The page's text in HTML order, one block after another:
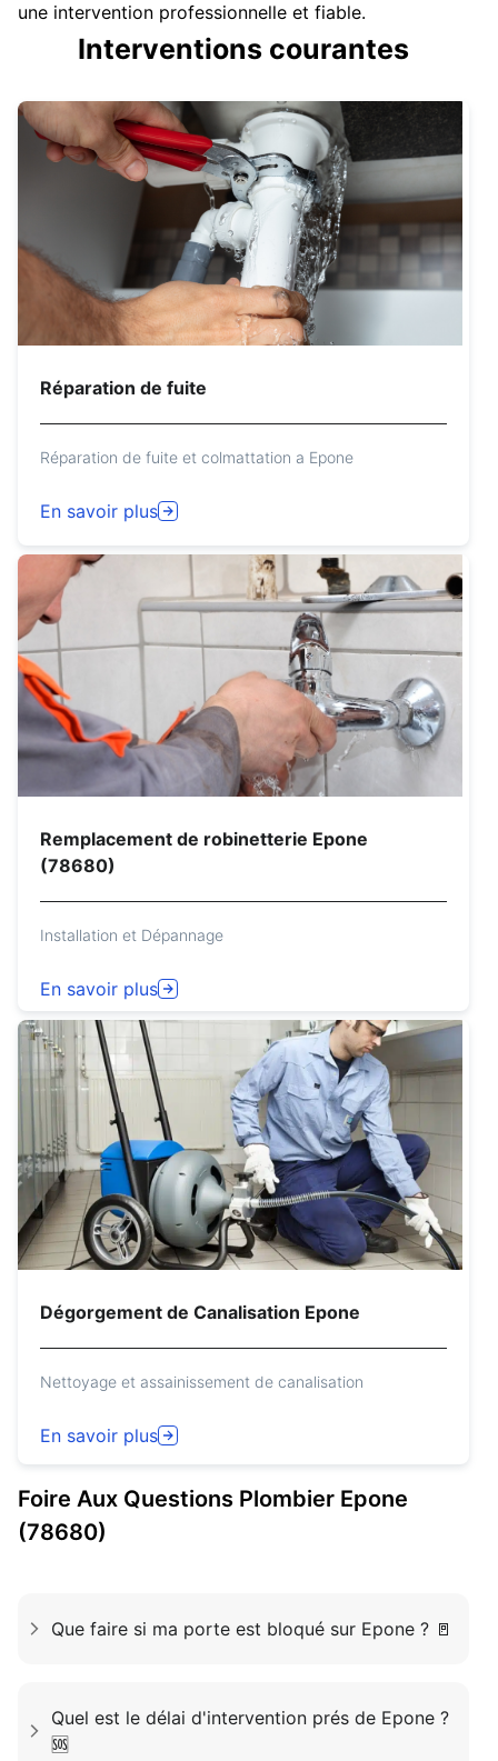
une intervention professionnelle et fiable.
Interventions courantes
Réparation de fuite
Réparation de fuite et colmattation a Epone
En savoir plus
Remplacement de robinetterie Epone
(78680)
Installation et Dépannage
En savoir plus
Dégorgement de Canalisation Epone
Nettoyage et assainissement de canalisation
En savoir plus
Foire Aux Questions Plombier Epone
(78680)
Que faire si ma porte est bloqué sur Epone ? 🚪
Quel est le délai d'intervention prés de Epone ?
🆘